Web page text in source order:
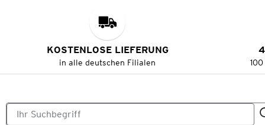
KOSTENLOSE LIEFERUNG
in alle deutschen Filialen